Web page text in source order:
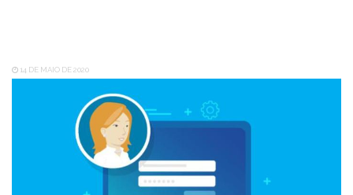
14 DE MAIO DE 2020